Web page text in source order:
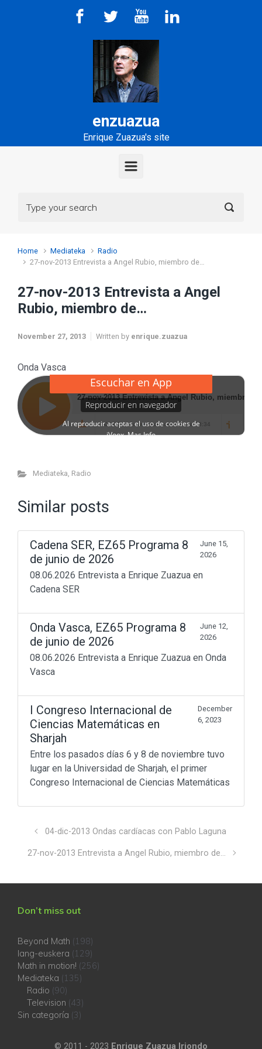
Skip to main content
enzuazua
Enrique Zuazua's site
Home Mediateka
Radio
27-nov-2013 Entrevista a Angel Rubio, miembro de…
27-nov-2013 Entrevista a Angel
Rubio, miembro de…
November 27, 2013 Written by enrique.zuazua
Onda Vasca
Mediateka, Radio
Similar posts
Cadena SER, EZ65 Programa 8
de junio de 2026
June 15,
2026
08.06.2026 Entrevista a Enrique Zuazua en
Cadena SER
Onda Vasca, EZ65 Programa 8
de junio de 2026
June 12,
2026
08.06.2026 Entrevista a Enrique Zuazua en Onda
Vasca
I Congreso Internacional de
Ciencias Matemáticas en
Sharjah
December
6, 2023
Entre los pasados días 6 y 8 de noviembre tuvo
lugar en la Universidad de Sharjah, el primer
Congreso Internacional de Ciencias Matemáticas
04-dic-2013 Ondas cardíacas con Pablo Laguna
27-nov-2013 Entrevista a Angel Rubio, miembro de…
Don’t miss out
Beyond Math (198)
lang-euskera (129)
Math in motion! (256)
Mediateka (135)
Radio (90)
Television (43)
Sin categoría (3)
© 2011 - 2023 Enrique Zuazua Iriondo